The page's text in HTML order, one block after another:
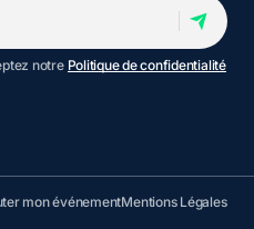
notre Politique de confidentialité
mon événementMentions Légales